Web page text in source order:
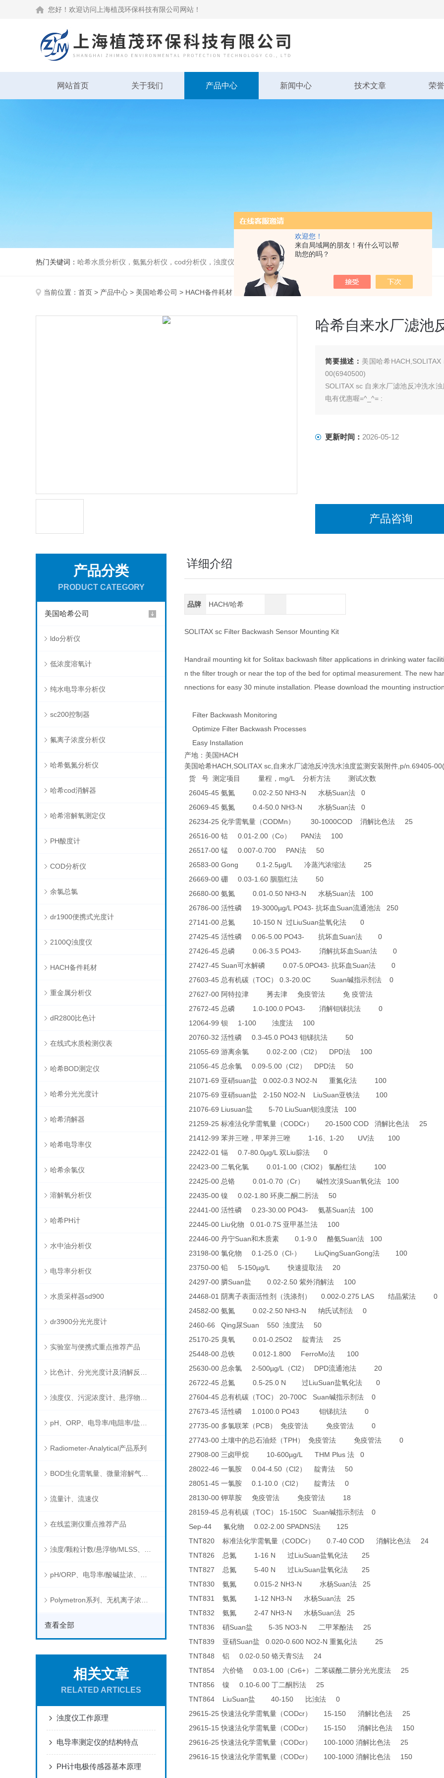
欢迎您！
来自局域网的朋友！有什么可以帮
助您的吗？
您好！欢迎访问上海植茂环保科技有限公司网站！
网站首页 关于我们 产品中心 新闻中心 技术文章 荣
热门关键词： 哈希水质分析仪，氨氮分析仪，cod分析仪，浊度仪，bod分析仪，溶解氧分析仪
当前位置： 首页 > 产品中心 > 美国哈希公司 > HACH备件耗材 > 69405-00哈希自来水厂滤池反冲洗水浊度监测安装附
哈希自来水厂滤池
简要描述： 美国哈希
00(6940500)
SOLITAX sc 自来水厂滤池反冲洗水
电有优惠喔=^_^= :
更新时间： 2026-05-12
产品咨询
产品分类
PRODUCT CATEGORY
美国哈希公司
ldo分析仪
低浓度溶氧计
纯水电导率分析仪
sc200控制器
氟离子浓度分析仪
哈希氨氮分析仪
哈希cod消解器
哈希溶解氧测定仪
PH酸度计
COD分析仪
余氯总氯
dr1900便携式光度计
2100Q浊度仪
HACH备件耗材
重金属分析仪
dR2800比色计
在线式水质检测仪表
哈希BOD测定仪
哈希分光光度计
哈希消解器
哈希电导率仪
哈希余氯仪
溶解氧分析仪
哈希PH计
水中油分析仪
电导率分析仪
水质采样器sd900
dr3900分光光度计
实验室与便携式重点推荐产品
Radiometer-Analytical产品系列
BOD生化需氧量、微量溶解气体和现场水质测试组件以及其他分析仪
流量计、流速仪
在线监测仪重点推荐产品
查看全部
相关文章
RELATED ARTICLES
浊度仪工作原理
电导率测定仪的结构特点
PH计电极传感器基本原理
详细介绍
品牌 HACH/哈希
SOLITAX sc Filter Backwash Sensor Mounting Kit
Handrail mounting kit for Solitax backwash filter applications in drinking water
n the filter trough or near the top of the bed for optimal measurement. The new
nnections for easy 30 minute installation. Please download the mounting
Filter Backwash Monitoring
Optimize Filter Backwash Processes
Easy Installation
产地：美国HACH
美国哈希HACH,SOLITAX sc,自来水厂滤池反冲洗水浊度监测安装附件,p/n.69405-
货 号 测定项目 量程， mg/L 分析方法 测试次数
26045-45 氨氮 0.02-2.50 NH3-N 水杨Suan法 0
26069-45 氨氮 0.4-50.0 NH3-N 水杨Suan法 0
26234-25 化学需氧量（CODMn ） 30-1000COD 消解比色法 25
26516-00 钴 0.01-2.00 （Co） PAN法 100
26517-00 锰 0.007-0.700 PAN法 50
26583-00 Gong 0.1-2.5µg/L 冷蒸汽浓缩法 25
26669-00 硼 0.03-1.60 胭脂红法 50
26680-00 氨氮 0.01-0.50 NH3-N 水杨Suan法 100
26786-00 活性磷 19-3000µg/L PO43- 抗坏血 Suan流通池法 250
27141-00 总氮 10-150 N 过LiuSuan盐氧化法 0
27425-45 活性磷 0.06-5.00 PO43- 抗坏血 Suan法 0
27426-45 总磷 0.06-3.5 PO43- 消解抗坏血 Suan法 0
27427-45 Suan可水解磷 0.07-5.0PO43- 抗坏血 Suan法 0
27603-45 总有机碳（TOC） 0.3-20.0C Suan碱指示剂法 0
27627-00 阿特拉津 莠去津 免疫管法 免 疫管法
27672-45 总磷 1.0-100.0 PO43- 消解钼锑抗法 0
12064-99 钡 1-100 浊度法 100
20760-32 活性磷 0.3-45.0 PO43 钼锑抗法 50
21055-69 游离余氯 0.02-2.00 （Cl2 ） DPD法 100
21056-45 总余氯 0.09-5.00 （Cl2 ） DPD法 50
21071-69 亚硝suan盐 0.002-0.3 NO2-N 重氮化法 100
21075-69 亚硝suan盐 2-150 NO2-N LiuSuan亚铁法 100
21076-69 Liusuan盐 5-70 LiuSuan钡浊度法 100
21259-25 标准法化学需氧量（CODCr） 20-1500 COD 消解比色法 25
21412-99 苯并三唑，甲苯并三唑 1-16、 1-20 UV法 100
22422-01 镉 0.7-80.0µg/L 双 Liu腙法 0
22423-00 二氧化氯 0.01-1.00 （ClO2 ） 氯酚红法 100
22425-00 总铬 0.01-0.70 （Cr） 碱性次溴Suan氧化法 100
22435-00 镍 0.02-1.80 环庚二酮二肟法 50
22441-00 活性磷 0.23-30.00 PO43- 氨基Suan法 100
22445-00 Liu化物 0.01-0.7S 亚甲基兰法 100
22446-00 丹宁Suan和木质素 0.1-9.0 酪氨Suan法 100
23198-00 氯化物 0.1-25.0 （Cl- ） LiuQingSuanGong法 100
23750-00 铅 5-150µg/L快速提取法 20
24297-00 膦Suan盐 0.02-2.50 紫外消解法 100
24468-01
阴离子表面活性剂（洗涤剂） 0.002-0.275 LAS 结晶紫法 0
24582-00 氨氮 0.02-2.50 NH3-N 纳氏试剂法 0
2460-66 Qing尿Suan 550 浊度法 50
25170-25 臭氧 0.01-0.25O2 靛青法 25
25448-00 总铁 0.012-1.800 FerroMo法 100
25630-00 总余氯 2-500µg/L （Cl2 ） DPD流通池法 20
26722-45 总氮 0.5-25.0 N 过LiuSuan盐氧化法 0
27604-45 总有机碳（TOC） 20-700C Suan碱指示剂法 0
27673-45 活性磷 1.0100.0 PO43 钼锑抗法 0
27735-00 多氯联苯（ PCB） 免疫管法 免疫管法 0
27743-00 土壤中的总石油烃（TPH ） 免疫管法 免疫管法 0
27908-00 三卤甲烷 10-600µg/L THM Plus 法 0
28022-46 一氯胺 0.04-4.50 （Cl2 ） 靛青法 50
28051-45 一氯胺 0.1-10.0 （Cl2 ） 靛青法 0
28130-00 钾草胺 免疫管法 免疫管法 18
28159-45 总有机碳（TOC） 15-150C Suan碱指示剂法 0
Sep-44 氟化物 0.02-2.00 SPADNS法 125
TNT820 标准法化学需氧量（CODCr） 0.7-40 COD 消解比色法 24
TNT826 总氮 1-16 N 过LiuSuan盐氧化法 25
TNT827 总氮 5-40 N 过LiuSuan盐氧化法 25
TNT830 氨氮 0.015-2 NH3-N 水杨Suan法 25
TNT831 氨氮 1-12 NH3-N 水杨Suan法 25
TNT832 氨氮 2-47 NH3-N 水杨Suan法 25
TNT836 硝Suan盐 5-35 NO3-N 二甲苯酚法 25
TNT839 亚硝Suan盐 0.020-0.600 NO2-N 重氮化法 25
TNT848 铝 0.02-0.50 铬天青S法 24
TNT854 六价铬 0.03-1.00 （Cr6+） 二苯碳酰二肼分光光度法 25
TNT856 镍 0.10-6.00 丁二酮肟法 25
TNT864 LiuSuan盐 40-150 比浊法 0
29615-25快速法化学需氧量（CODcr） 15-150 消解比色法 25
29615-15快速法化学需氧量（CODcr） 15-150 消解比色法 150
29616-25快速法化学需氧量（CODcr） 100-1000 消解比色法 25
29616-15快速法化学需氧量（CODcr） 100-1000 消解比色法 150